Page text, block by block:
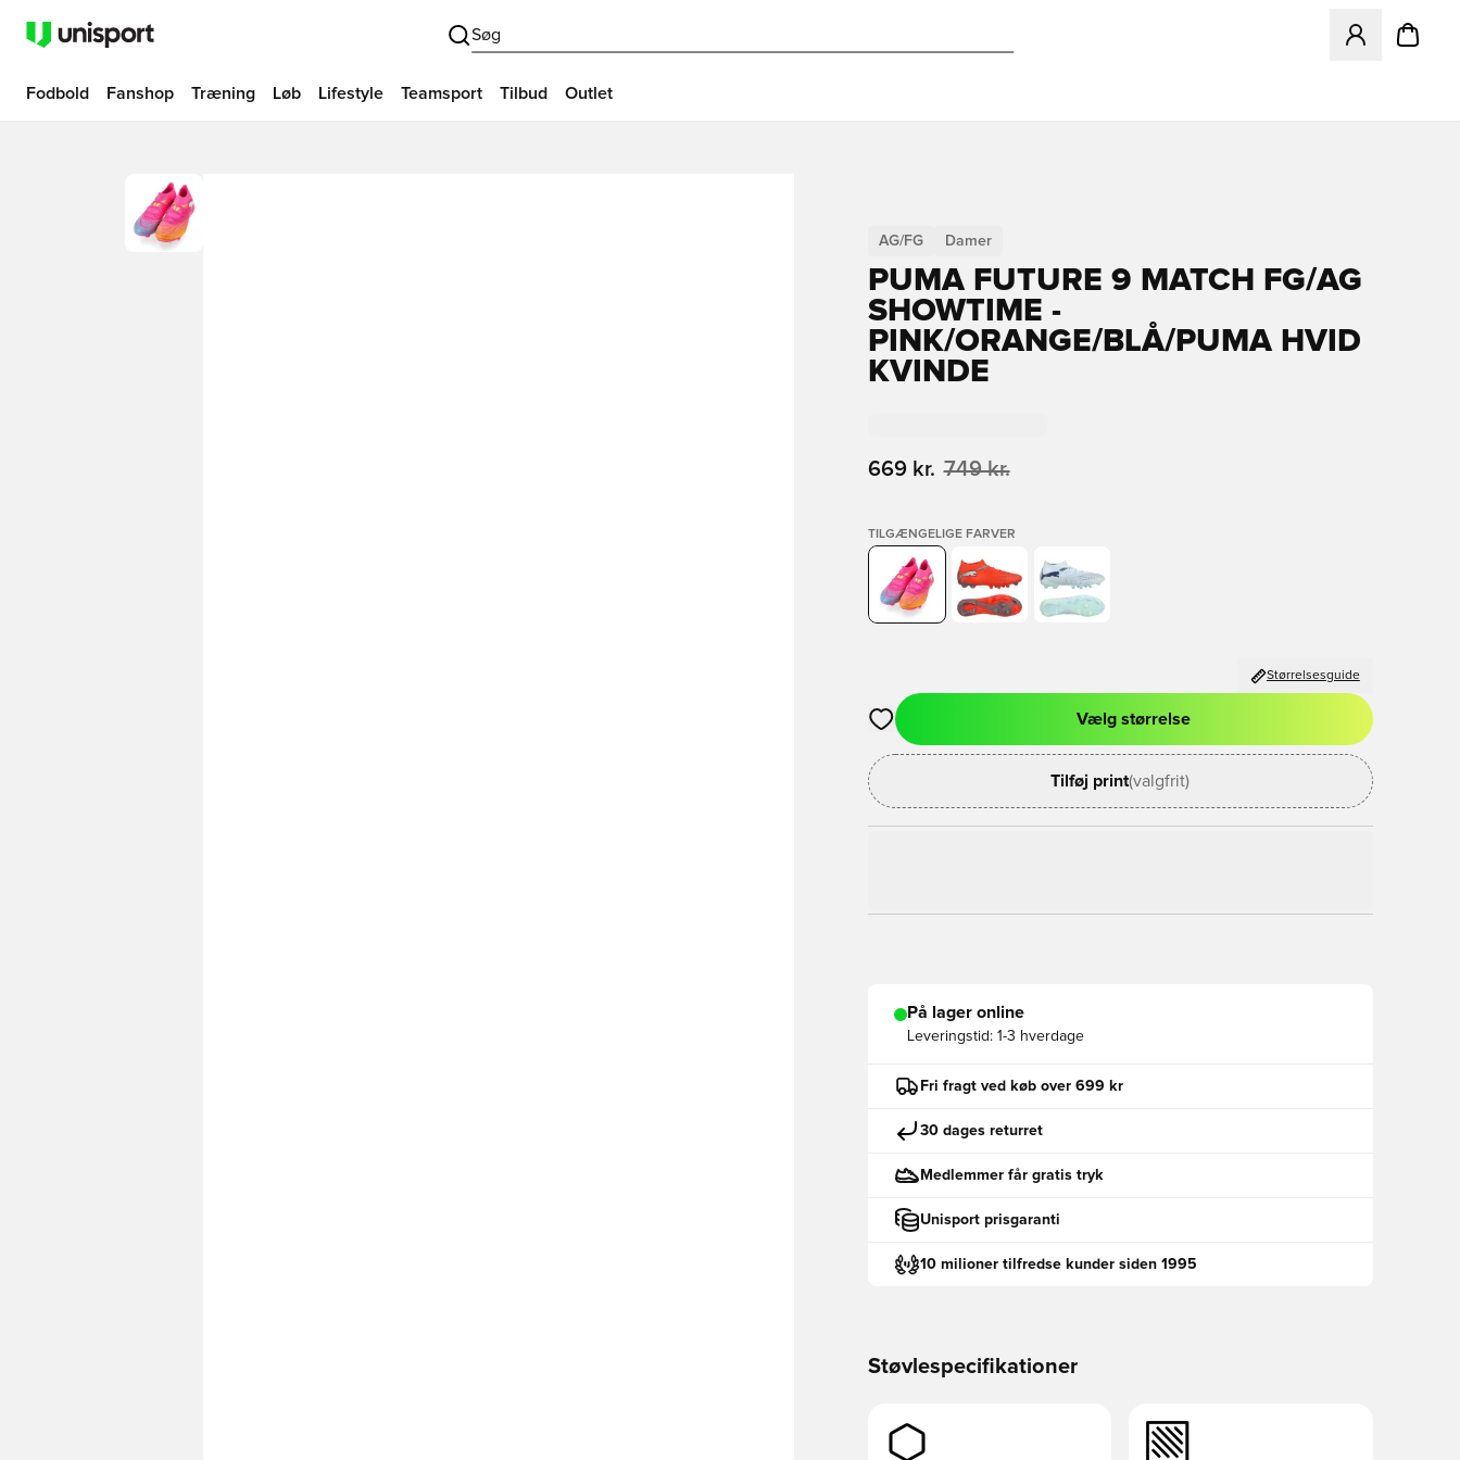
Søg
Åbner en
Fodbold Fanshop Træning Løb Lifestyle Teamsport Tilbud Outlet
AG/FG Damer
PUMA FUTURE 9 MATCH FG/AG
SHOWTIME -
PINK/ORANGE/BLÅ/PUMA HVID
KVINDE
669 kr. 749 kr.
TILGÆNGELIGE FARVER
Størrelsesguide
Åbner en Modal til at logge ind eller tilmelde dig som medlem
Vælg størrelse
Tilføj print(valgfrit)
På lager online
Leveringstid: 1-3 hverdage
Fri fragt ved køb over 699 kr
30 dages returret
Medlemmer får gratis tryk
Unisport prisgaranti
10 milioner tilfredse kunder siden 1995
Støvlespecifikationer